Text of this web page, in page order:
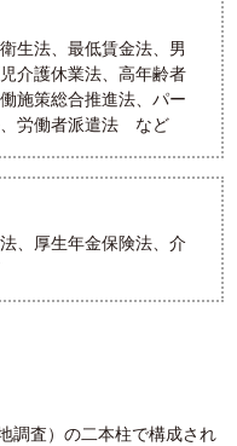
生法、最低賃金法、男
介護休業法、高年齢者
施策総合推進法、パー
、労働者派遣法 など
、厚生年金保険法、介
調査）の二本柱で構成され